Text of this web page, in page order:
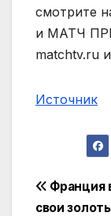
смотрите
и МАТЧ
matchtv.ru
Источник
Франция
свои